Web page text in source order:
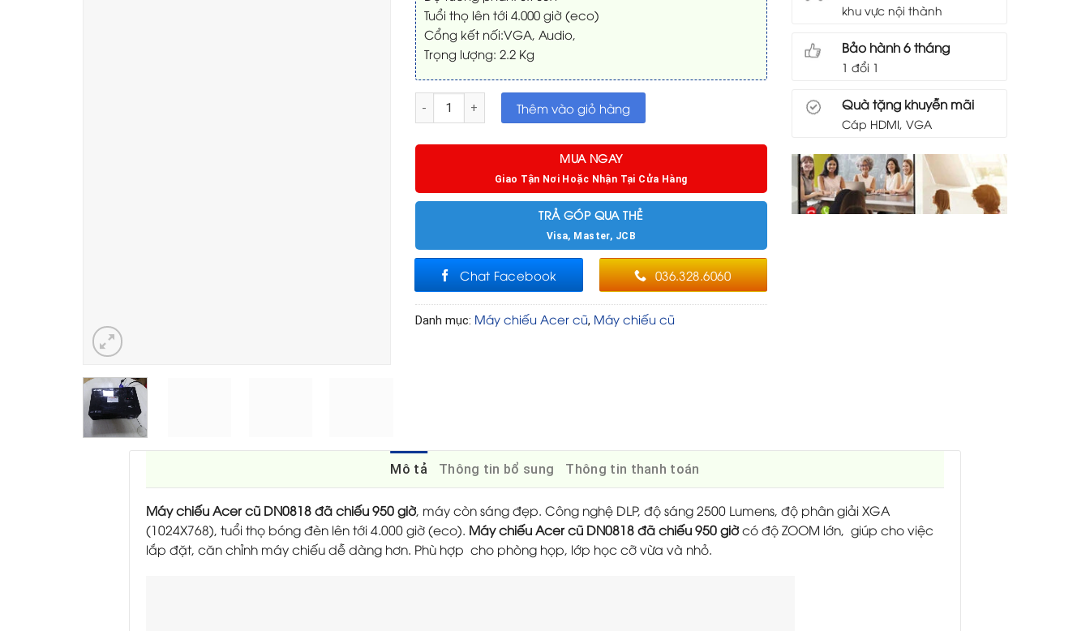
Tuổi thọ lên tới 4.000 giờ (eco)
Cổng kết nối:VGA, Audio,
Trọng lượng: 2.2 Kg
Máy chiếu Acer cũ DN0818 đã chiếu 950 giờ số lượng
Thêm vào giỏ hàng
MUA NGAY
Giao Tận Nơi Hoặc Nhận Tại Cửa Hàng
TRẢ GÓP QUA THẺ
Visa, Master, JCB
Chat Facebook 036.328.6060
Danh mục: Máy chiếu Acer cũ, Máy chiếu cũ
khu vực nội thành
Bảo hành 6 tháng
1 đổi 1
Quà tặng khuyễn mãi
Cáp HDMI, VGA
Mô tả Thông tin bổ sung Thông tin thanh toán
Máy chiếu Acer cũ DN0818 đã chiếu 950 giờ, máy còn sáng đẹp. Công nghệ DLP, độ sáng 2500 Lumens, độ phân giải XGA
(1024X768), tuổi thọ bóng đèn lên tới 4.000 giờ (eco). Máy chiếu Acer cũ DN0818 đã chiếu 950 giờcó độ ZOOM lớn, giúp cho việc
lắp đặt, căn chỉnh máy chiếu dễ dàng hơn. Phù hợp cho phòng họp, lớp học cỡ vừa và nhỏ.